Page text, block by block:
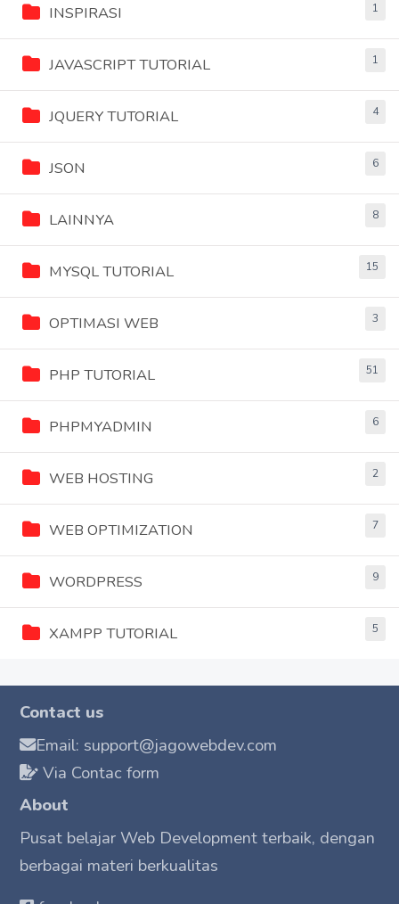
INSPIRASI 1
JAVASCRIPT TUTORIAL 1
JQUERY TUTORIAL 4
JSON 6
LAINNYA 8
MYSQL TUTORIAL 15
OPTIMASI WEB 3
PHP TUTORIAL 51
PHPMYADMIN 6
WEB HOSTING 2
WEB OPTIMIZATION 7
WORDPRESS 9
XAMPP TUTORIAL 5
Contact us
Email: support@jagowebdev.com
Via Contac form
About
Pusat belajar Web Development terbaik, dengan
berbagai materi berkualitas